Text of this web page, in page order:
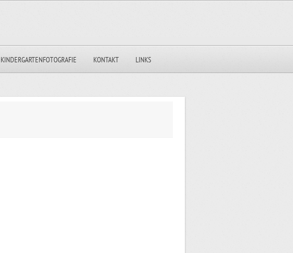
KINDERGARTENFOTOGRAFIE KONTAKT LINKS